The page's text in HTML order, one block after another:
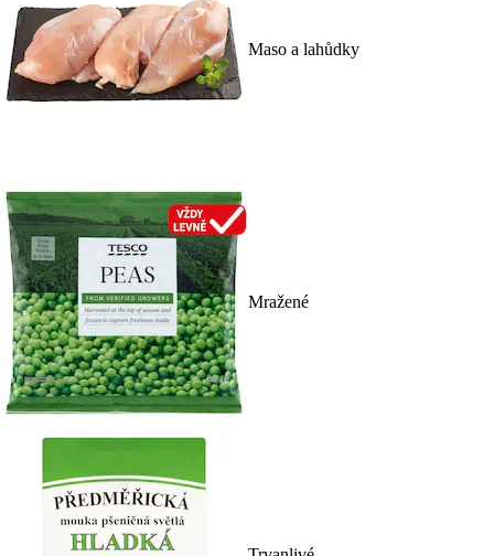
Maso a lahůdky
Mražené